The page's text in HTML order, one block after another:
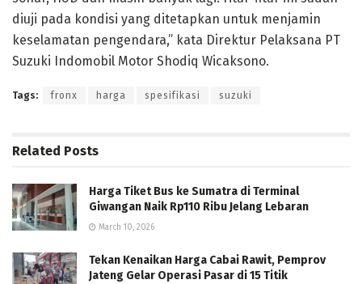
diuji pada kondisi yang ditetapkan untuk menjamin
keselamatan pengendara,” kata Direktur Pelaksana PT
Suzuki Indomobil Motor Shodiq Wicaksono.
Tags: fronx harga spesifikasi suzuki
Related Posts
Harga Tiket Bus ke Sumatra di Terminal
Giwangan Naik Rp110 Ribu Jelang Lebaran
March 10, 2026
Tekan Kenaikan Harga Cabai Rawit, Pemprov
Jateng Gelar Operasi Pasar di 15 Titik